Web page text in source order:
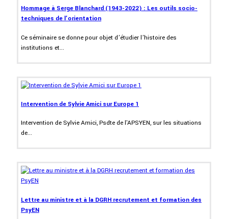
Hommage à Serge Blanchard (1943-2022) : Les outils socio-
techniques de l’orientation
Ce séminaire se donne pour objet d’étudier l’histoire des
institutions et...
Intervention de Sylvie Amici sur Europe 1
Intervention de Sylvie Amici, Psdte de l'APSYEN, sur les situations
de...
Lettre au ministre et à la DGRH recrutement et formation des
PsyEN